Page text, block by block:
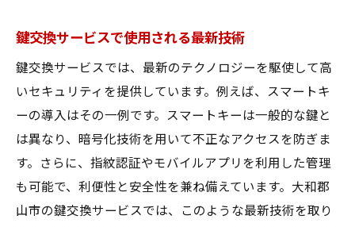
鍵交換サービスで使用される最新技術
鍵交換サービスでは、最新のテクノロジーを駆使して高
いセキュリティを提供しています。例えば、スマートキ
ーの導入はその一例です。スマートキーは一般的な鍵と
は異なり、暗号化技術を用いて不正なアクセスを防ぎま
す。さらに、指紋認証やモバイルアプリを利用した管理
も可能で、利便性と安全性を兼ね備えています。大和郡
山市の鍵交換サービスでは、このような最新技術を取り